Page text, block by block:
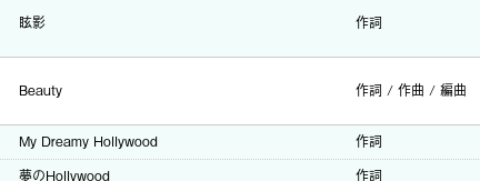
眩影 作詞
Beauty 作詞 / 作曲 / 編曲
My Dreamy Hollywood 作詞
夢のHollywood 作詞